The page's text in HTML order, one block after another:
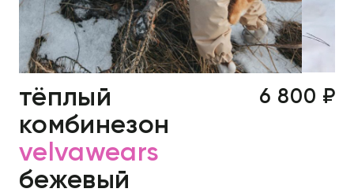
тёплый
комбинезон
velvawears
бежевый
6 800 ₽